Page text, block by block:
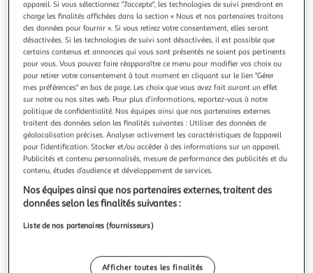
Illustration
précédente
Illustration
suivante
MARCATO
Planche à gnocchi a gnocchi Rigagnocchi
Caractéristiques générales Type de produit Planche à
gnocchi Informations complémentaires Disponibilité des
pièces détachées (données fournisseur) Pas de pièce
disponible Référence constructeur a gnocchi Rigagnocchi
Marque MARCATO
En savoir +
Vous voulez connaître le prix de ce produit ?
Afficher le prix
appareil. Si vous sélectionnez "J'accepte", les technologies de suivi prendront en
charge les finalités affichées dans la section « Nous et nos partenaires traitons
des données pour fournir ». Si vous retirez votre consentement, elles seront
désactivées. Si les technologies de suivi sont désactivées, il est possible que
certains contenus et annonces qui vous sont présentés ne soient pas pertinents
pour vous. Vous pouvez faire réapparaître ce menu pour modifier vos choix ou
pour retirer votre consentement à tout moment en cliquant sur le lien "Gérer
mes préférences" en bas de page. Les choix que vous avez fait auront un effet
sur notre ou nos sites web. Pour plus d’informations, reportez-vous à notre
politique de confidentialité. Nos équipes ainsi que nos partenaires externes
traitent des données selon les finalités suivantes : Utiliser des données de
géolocalisation précises. Analyser activement les caractéristiques de l’appareil
pour l’identification. Stocker et/ou accéder à des informations sur un appareil.
Publicités et contenu personnalisés, mesure de performance des publicités et du
contenu, études d’audience et développement de services.
Nos équipes ainsi que nos partenaires externes, traitent des
données selon les finalités suivantes :
Liste de nos partenaires (fournisseurs)
Afficher toutes les finalités